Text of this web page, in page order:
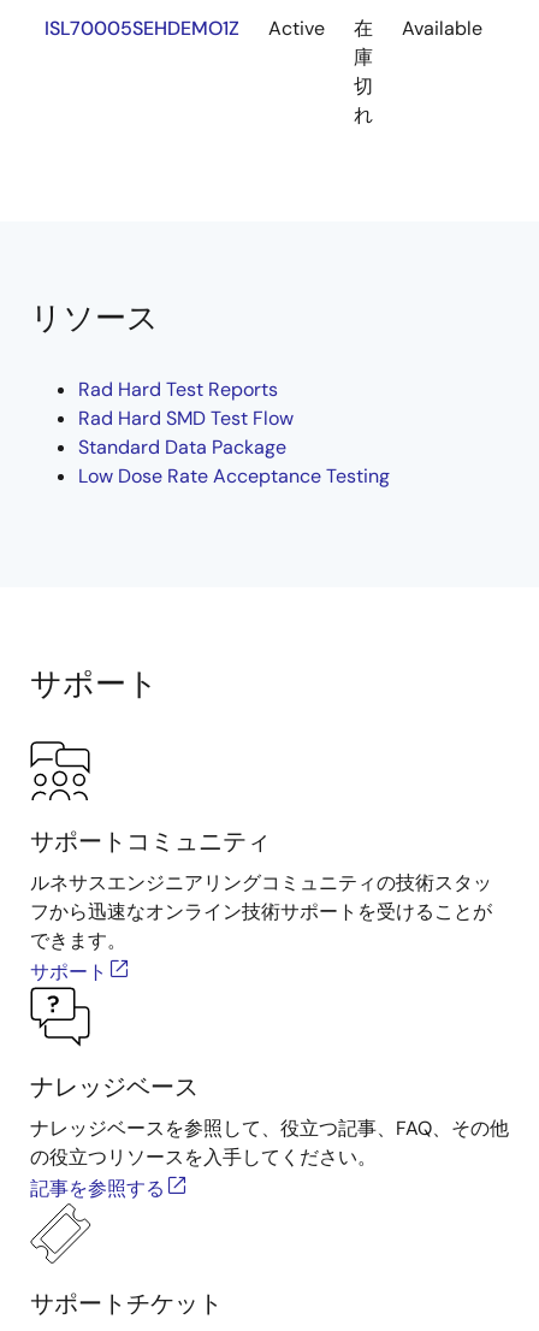
ISL70005SEHDEMO1Z Active
在
庫
切
れ
Available
リソース
Rad Hard Test Reports
Rad Hard SMD Test Flow
Standard Data Package
Low Dose Rate Acceptance Testing
サポート
サポートコミュニティ
ルネサスエンジニアリングコミュニティの技術スタッ
フから迅速なオンライン技術サポートを受けることが
できます。
サポート
ナレッジベース
ナレッジベースを参照して、役立つ記事、FAQ、その他
の役立つリソースを入手してください。
記事を参照する
サポートチケット